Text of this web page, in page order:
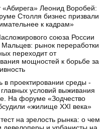
«Абирега» Леонид Воробей:
Столля бизнес призвали
к кадрам»
союза России
рынок переработки
переходит от
мощностей к борьбе за
в проектировании среды -
условий выживания
На форуме «Зодчество
«жилище XXI века»
на зрелость рынка: о чем